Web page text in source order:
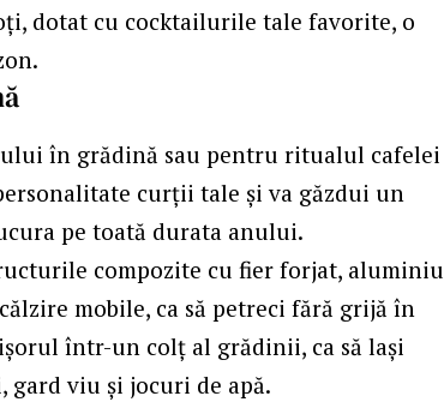
dotat cu cocktailurile tale favorite, o
în grădină sau pentru ritualul cafelei
curții tale și va găzdui un
pe toată durata anului.
compozite cu fier forjat, aluminiu
mobile, ca să petreci fără grijă în
într-un colț al grădinii, ca să lași
viu și jocuri de apă.